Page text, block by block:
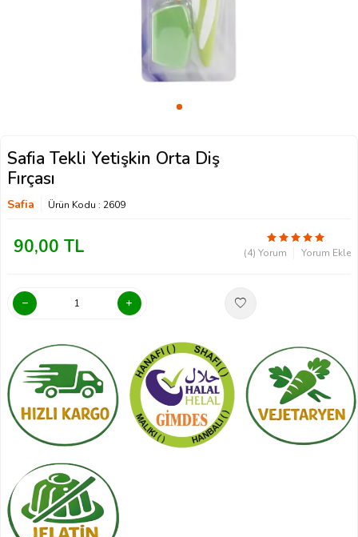
Safia Tekli Yetişkin Orta Diş
Fırçası
Safia Ürün Kodu : 2609
90,00 TL (4) Yorum Yorum Ekle